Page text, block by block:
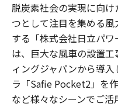
脱炭素社会の実現に向
つとして注目を集める
する「株式会社日立パ
は、巨大な風車の設置
ィングジャパンから導
ラ「Safie Pocket2」を
など様々なシーンでご活